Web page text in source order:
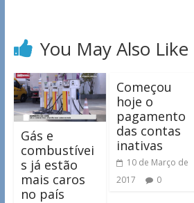
You May Also Like
Gás e
combustívei
s já estão
mais caros
no país
Começou
hoje o
pagamento
das contas
inativas
10 de Março de
2017
0